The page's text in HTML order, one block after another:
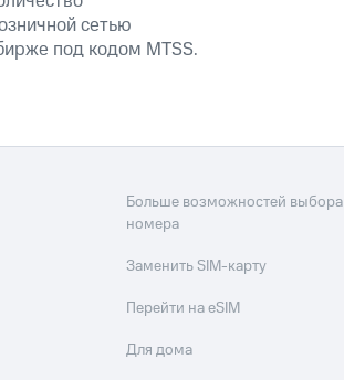
сетью
под кодом MTSS.
Больше возможностей выбора
номера
Заменить SIM-карту
Перейти на eSIM
Для дома